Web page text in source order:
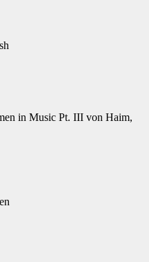
in Music Pt. III von Haim,